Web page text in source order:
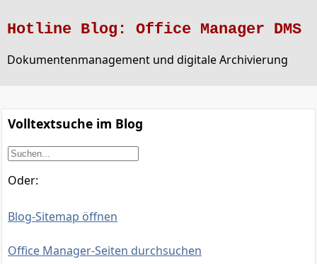
Hotline Blog: Office Manager DMS
Dokumentenmanagement und digitale Archivierung
Volltextsuche im Blog
Oder:
Blog-Sitemap öffnen
Office Manager-Seiten durchsuchen